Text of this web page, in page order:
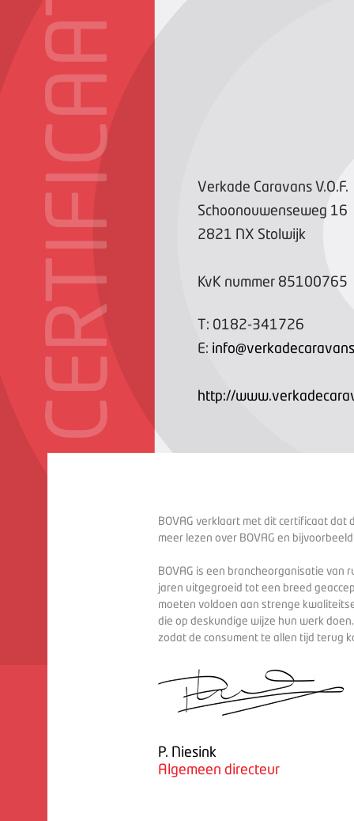
CERTIFICAAT
Verkade Caravans V.O.F.
Schoonouwenseweg 16
2821 NX Stolwijk
KvK nummer 85100765
T: 0182-341726
E:
http://
BOVAG verklaart met dit certificaat dat
meer lezen over BOVAG en
BOVAG is een brancheorganisatie van
jaren uitgegroeid tot een breed
moeten voldoen aan strenge
die op deskundige wijze hun werk
zodat de consument te allen tijd terug
P. Niesink
Algemeen directeur